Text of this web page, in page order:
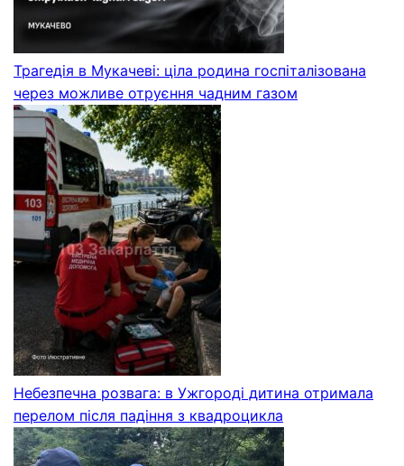
Трагедія в Мукачеві: ціла родина госпіталізована
через можливе отруєння чадним газом
Небезпечна розвага: в Ужгороді дитина отримала
перелом після падіння з квадроцикла